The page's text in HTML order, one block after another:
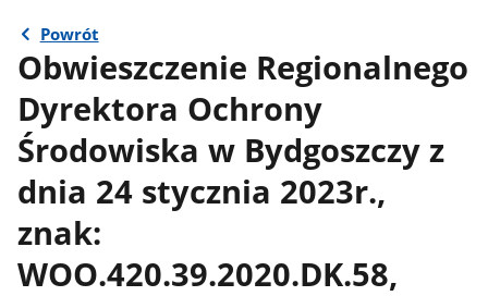
Powrót
Obwieszczenie Regionalnego
Dyrektora Ochrony
Środowiska w Bydgoszczy z
dnia 24 stycznia 2023r.,
znak:
WOO.420.39.2020.DK.58,